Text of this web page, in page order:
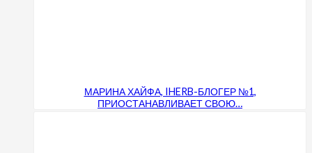
МАРИНА ХАЙФА, IHERB-БЛОГЕР №1,
ПРИОСТАНАВЛИВАЕТ СВОЮ…